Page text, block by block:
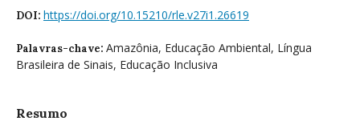
DOI: https://doi.org/10.15210/rle.v27i1.26619
Palavras-chave: Amazônia, Educação Ambiental, Língua
Brasileira de Sinais, Educação Inclusiva
Resumo